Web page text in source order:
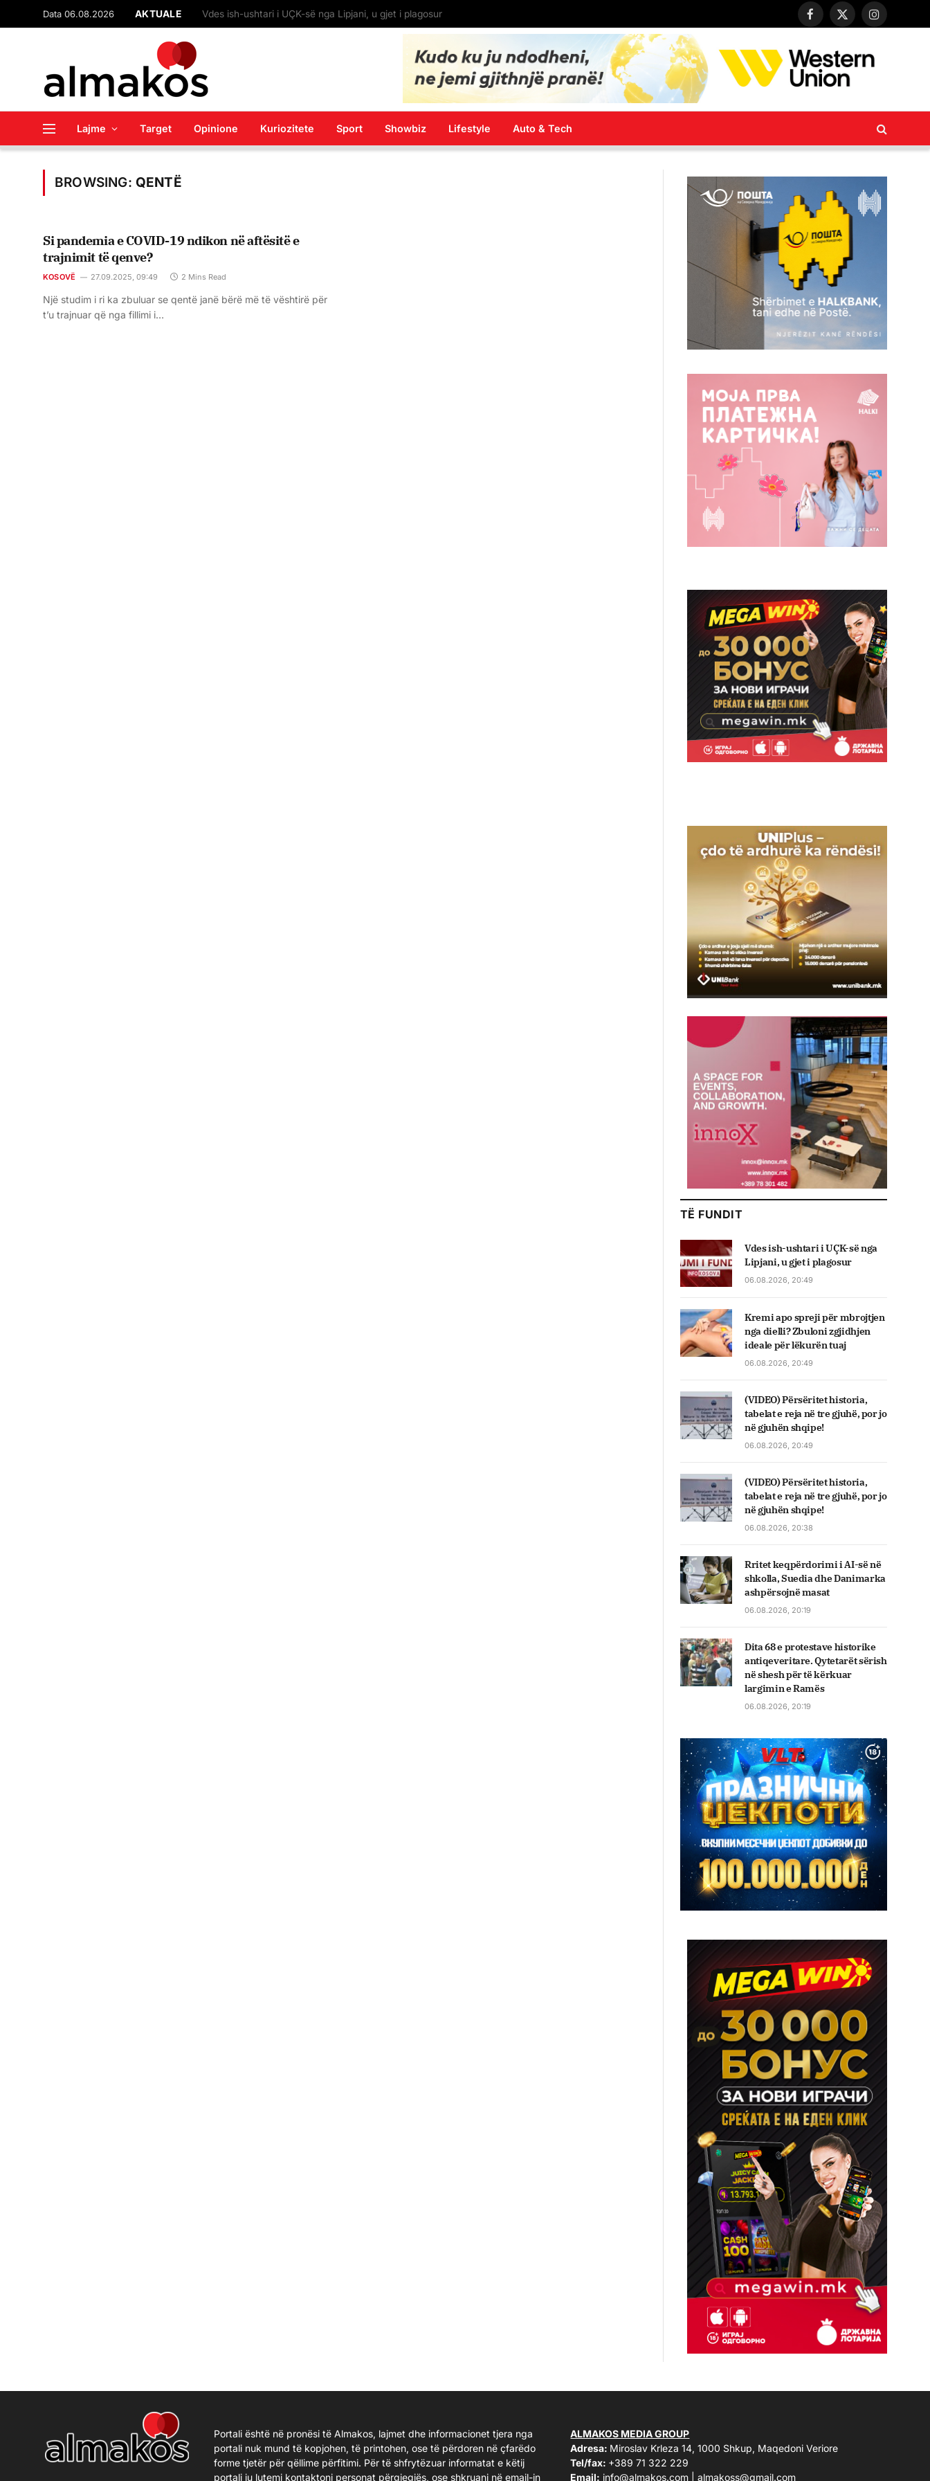
Data 06.08.2026 AKTUALE
Facebook
X
Instagram
Lajme Target Opinione Kuriozitete Sport Showbiz Lifestyle Auto & Tech
BROWSING: QENTË
Si pandemia e COVID-19 ndikon në aftësitë e
trajnimit të qenve?
KOSOVË 27.09.2025, 09:49 2 Mins Read
Një studim i ri ka zbuluar se qentë janë bërë më të vështirë për
t’u trajnuar që nga fillimi i…
TË FUNDIT
Vdes ish-ushtari i UÇK-së nga
Lipjani, u gjet i plagosur
06.08.2026, 20:49
Kremi apo spreji për mbrojtjen
nga dielli? Zbuloni zgjidhjen
ideale për lëkurën tuaj
06.08.2026, 20:49
(VIDEO) Përsëritet historia,
tabelat e reja në tre gjuhë, por jo
në gjuhën shqipe!
06.08.2026, 20:49
(VIDEO) Përsëritet historia,
tabelat e reja në tre gjuhë, por jo
në gjuhën shqipe!
06.08.2026, 20:38
Rritet keqpërdorimi i AI-së në
shkolla, Suedia dhe Danimarka
ashpërsojnë masat
06.08.2026, 20:19
Dita 68 e protestave historike
antiqeveritare. Qytetarët sërish
në shesh për të kërkuar
largimin e Ramës
06.08.2026, 20:19
Portali është në pronësi të Almakos, lajmet dhe informacionet tjera nga
portali nuk mund të kopjohen, të printohen, ose të përdoren në çfarëdo
forme tjetër për qëllime përfitimi. Për të shfrytëzuar informatat e këtij
portali ju lutemi kontaktoni personat përgjegjës, ose shkruani në email-in
ALMAKOS MEDIA GROUP
Adresa: Miroslav Krleza 14, 1000 Shkup, Maqedoni Veriore
Tel/fax: +389 71 322 229
Email: info@almakos.com |almakoss@gmail.com